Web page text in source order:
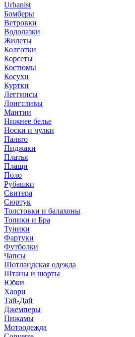
Urbanist
Бомберы
Ветровки
Водолазки
Жилеты
Колготки
Корсеты
Костюмы
Косухи
Куртки
Леггинсы
Лонгсливы
Мантии
Нижнее белье
Носки и чулки
Пальто
Пиджаки
Платья
Плащи
Поло
Рубашки
Свитера
Сюртук
Толстовки и балахоны
Топики и Бра
Туники
Фартуки
Футболки
Чапсы
Шотландская одежда
Штаны и шорты
Юбки
Хаори
Тай-Дай
Джемперы
Пижамы
Мотоодежда